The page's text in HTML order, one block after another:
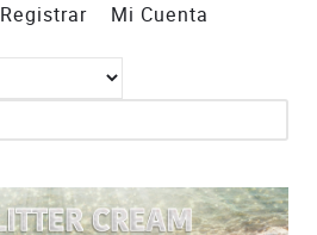
Registrar
Mi Cuenta